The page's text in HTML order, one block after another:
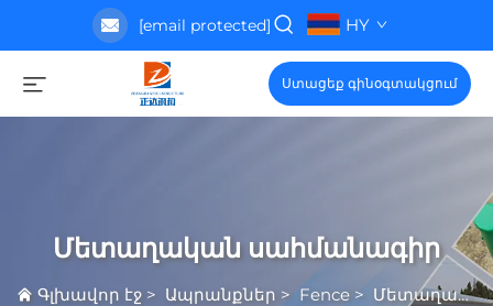
[email protected] HY
Ստացեք գինօգտակցում
Մետաղական սահմանագիր
Գլխավոր էջ > Ապրանքներ > Fence > Մետաղական սահմանագիր